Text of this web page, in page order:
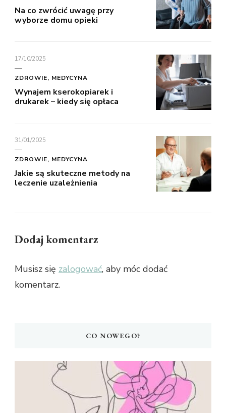
Na co zwrócić uwagę przy
wyborze domu opieki
17/10/2025
ZDROWIE, MEDYCYNA
Wynajem kserokopiarek i
drukarek – kiedy się opłaca
31/01/2025
ZDROWIE, MEDYCYNA
Jakie są skuteczne metody na
leczenie uzależnienia
Dodaj komentarz
Musisz się zalogować, aby móc dodać
komentarz.
CO NOWEGO?